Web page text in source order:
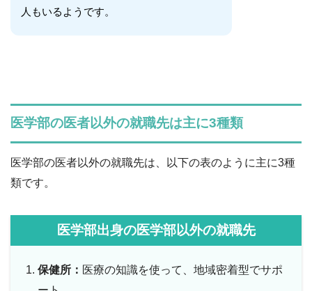
人もいるようです。
医学部の医者以外の就職先は主に3種類
医学部の医者以外の就職先は、以下の表のように主に3種
類です。
医学部出身の医学部以外の就職先
保健所： 医療の知識を使って、地域密着型でサポ